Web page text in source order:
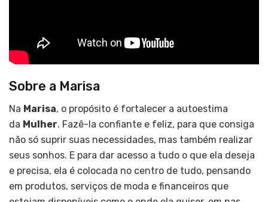
Sobre a Marisa
Na Marisa, o propósito é fortalecer a autoestima
da Mulher. Fazê-la confiante e feliz, para que consiga
não só suprir suas necessidades, mas também realizar
seus sonhos. E para dar acesso a tudo o que ela deseja
e precisa, ela é colocada no centro de tudo, pensando
em produtos, serviços de moda e financeiros que